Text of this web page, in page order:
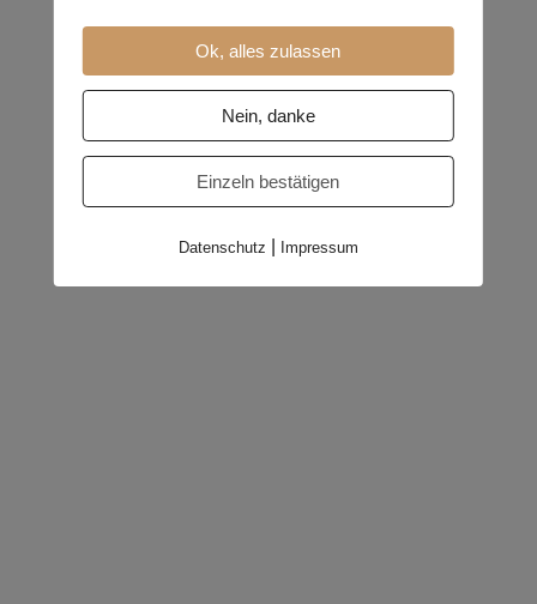
Ok, alles zulassen
Nein, danke
Einzeln bestätigen
Datenschutz Impressum